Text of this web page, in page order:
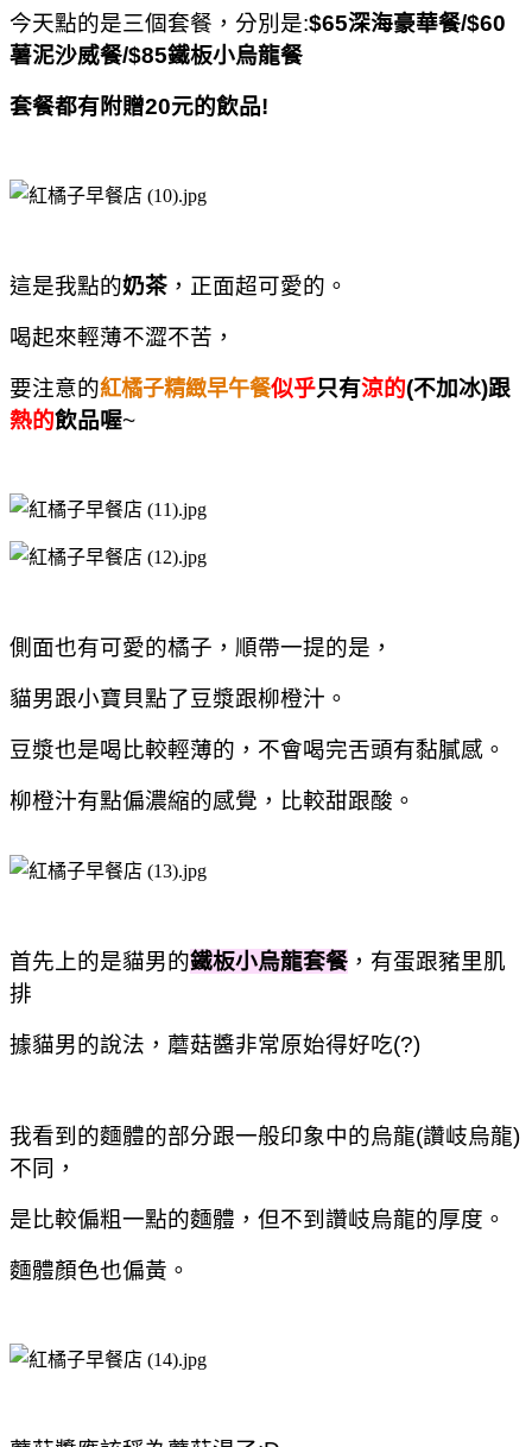
今天點的是三個套餐，分別是:$65深海豪華餐/$60
薯泥沙威餐/$85鐵板小烏龍餐
套餐都有附贈20元的飲品!
這是我點的奶茶 ，正面超可愛的。
喝起來輕薄不澀不苦，
要注意的紅橘子精緻早午餐似乎只有涼的(不加冰)跟
熱的飲品喔~
側面也有可愛的橘子，順帶一提的是，
貓男跟小寶貝點了豆漿跟柳橙汁。
豆漿也是喝比較輕薄的，不會喝完舌頭有黏膩感。
柳橙汁有點偏濃縮的感覺，比較甜跟酸。
首先上的是貓男的鐵板小烏龍套餐 ，有蛋跟豬里肌
排
據貓男的說法，蘑菇醬非常原始得好吃(?)
我看到的麵體的部分跟一般印象中的烏龍(讚岐烏龍)
不同，
是比較偏粗一點的麵體，但不到讚岐烏龍的厚度。
麵體顏色也偏黃。